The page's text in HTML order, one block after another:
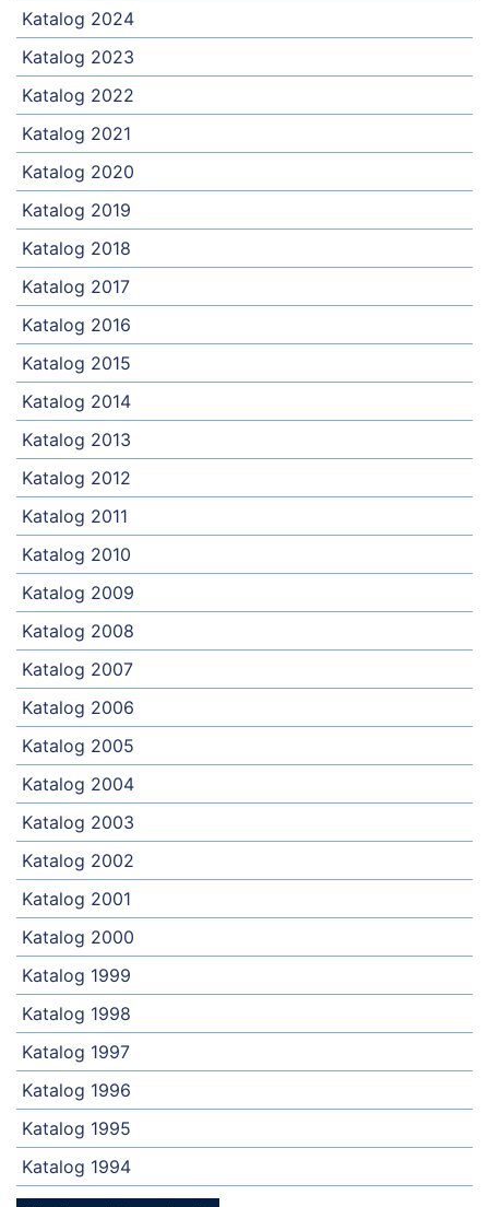
Katalog 2024
Katalog 2023
Katalog 2022
Katalog 2021
Katalog 2020
Katalog 2019
Katalog 2018
Katalog 2017
Katalog 2016
Katalog 2015
Katalog 2014
Katalog 2013
Katalog 2012
Katalog 2011
Katalog 2010
Katalog 2009
Katalog 2008
Katalog 2007
Katalog 2006
Katalog 2005
Katalog 2004
Katalog 2003
Katalog 2002
Katalog 2001
Katalog 2000
Katalog 1999
Katalog 1998
Katalog 1997
Katalog 1996
Katalog 1995
Katalog 1994